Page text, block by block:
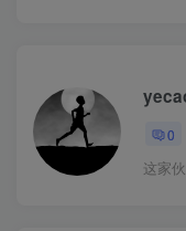
0
这家